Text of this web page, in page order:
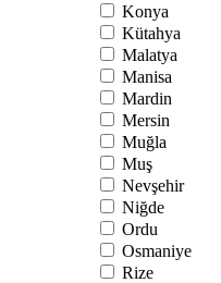
Konya
Kütahya
Malatya
Manisa
Mardin
Mersin
Muğla
Muş
Nevşehir
Niğde
Ordu
Osmaniye
Rize